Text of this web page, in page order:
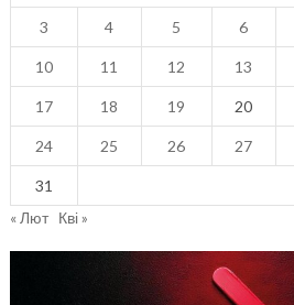
3 4 5 6
10 11 12 13
17 18 19 20
24 25 26 27
31
« Лют Кві »